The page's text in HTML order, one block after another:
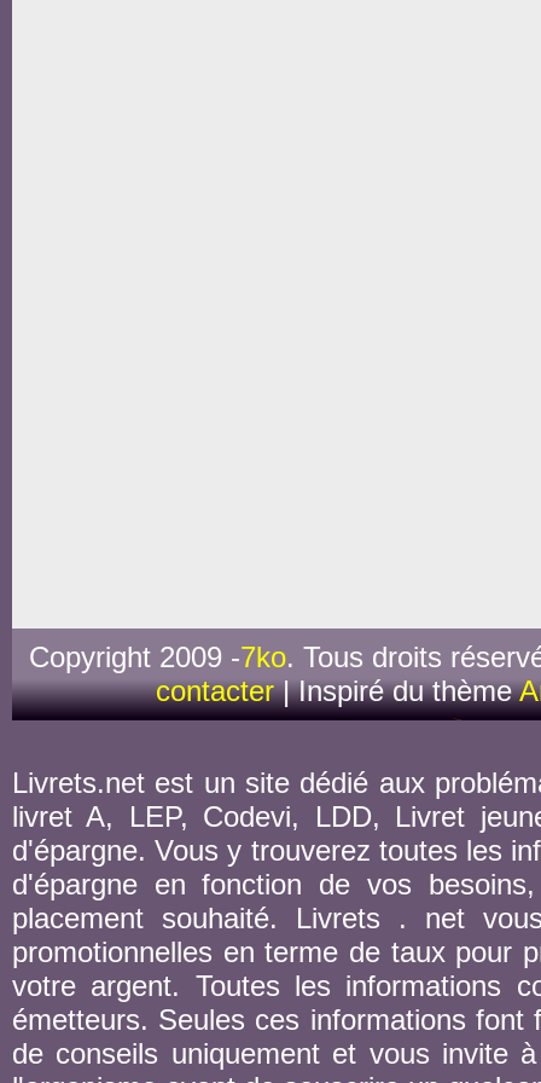
Copyright 2009 -7ko. Tous droits
contacter| Inspiré du thème
Livrets.net est un site dédié aux
livret A, LEP, Codevi, LDD, Livret
d'épargne. Vous y trouverez toutes les
d'épargne en fonction de vos
placement souhaité. Livrets . net
promotionnelles en terme de taux pour
votre argent. Toutes les informations
émetteurs. Seules ces informations
de conseils uniquement et vous invite